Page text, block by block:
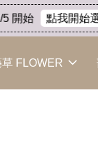
開始選購 結束代
FLOWER